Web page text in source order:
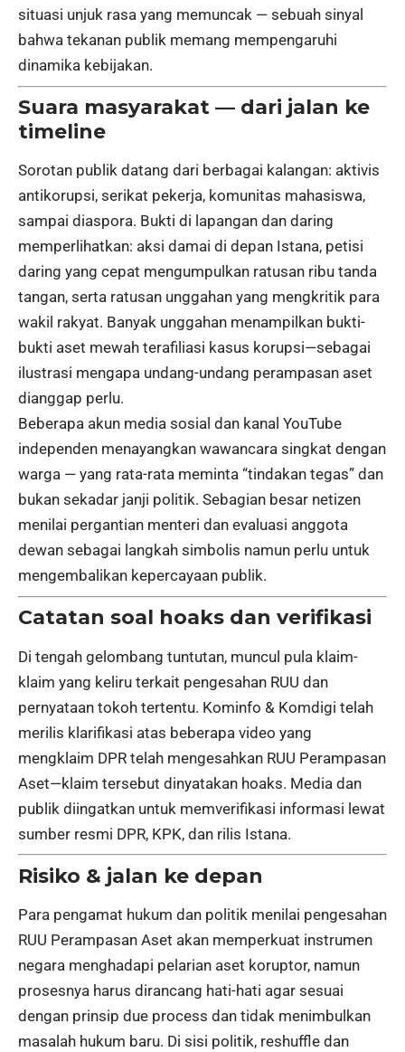
situasi unjuk rasa yang memuncak — sebuah sinyal
bahwa tekanan publik memang mempengaruhi
dinamika kebijakan.
Suara masyarakat — dari jalan ke
timeline
Sorotan publik datang dari berbagai kalangan: aktivis
antikorupsi, serikat pekerja, komunitas mahasiswa,
sampai diaspora. Bukti di lapangan dan daring
memperlihatkan: aksi damai di depan Istana, petisi
daring yang cepat mengumpulkan ratusan ribu tanda
tangan, serta ratusan unggahan yang mengkritik para
wakil rakyat. Banyak unggahan menampilkan bukti-
bukti aset mewah terafiliasi kasus korupsi—sebagai
ilustrasi mengapa undang-undang perampasan aset
dianggap perlu.
Beberapa akun media sosial dan kanal YouTube
independen menayangkan wawancara singkat dengan
warga — yang rata-rata meminta “tindakan tegas” dan
bukan sekadar janji politik. Sebagian besar netizen
menilai pergantian menteri dan evaluasi anggota
dewan sebagai langkah simbolis namun perlu untuk
mengembalikan kepercayaan publik.
Catatan soal hoaks dan verifikasi
Di tengah gelombang tuntutan, muncul pula klaim-
klaim yang keliru terkait pengesahan RUU dan
pernyataan tokoh tertentu. Kominfo & Komdigi telah
merilis klarifikasi atas beberapa video yang
mengklaim DPR telah mengesahkan RUU Perampasan
Aset—klaim tersebut dinyatakan hoaks. Media dan
publik diingatkan untuk memverifikasi informasi lewat
sumber resmi DPR, KPK, dan rilis Istana.
Risiko & jalan ke depan
Para pengamat hukum dan politik menilai pengesahan
RUU Perampasan Aset akan memperkuat instrumen
negara menghadapi pelarian aset koruptor, namun
prosesnya harus dirancang hati-hati agar sesuai
dengan prinsip due process dan tidak menimbulkan
masalah hukum baru. Di sisi politik, reshuffle dan